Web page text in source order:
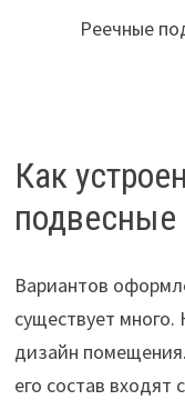
Реечные
Как
подвесные
Вариантов
существует
дизайн
его состав